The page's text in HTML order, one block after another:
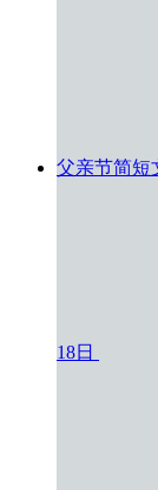
父亲节简短
18日